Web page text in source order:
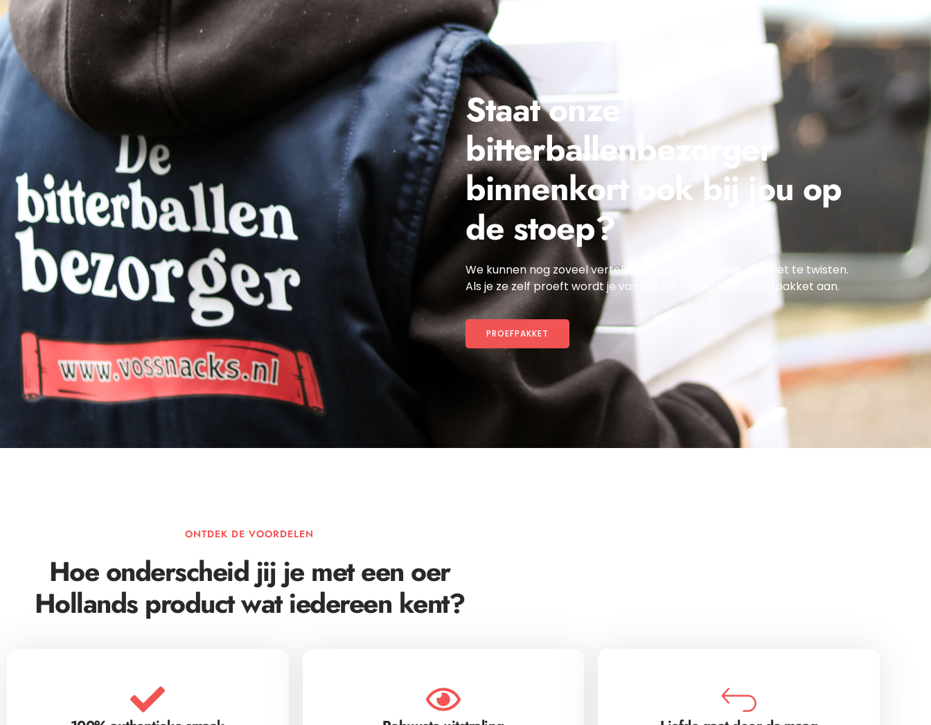
Staat onze
bitterballenbezorger
binnenkort ook bij jou op
de stoep?
We kunnen nog zoveel vertellen, maar over smaak valt niet te twisten.
Als je ze zelf proeft wordt je vanzelf stil. Vraag nu je proefpakket aan.
PROEFPAKKET
ONTDEK DE VOORDELEN
Hoe onderscheid jij je met een oer
Hollands product wat iedereen kent?